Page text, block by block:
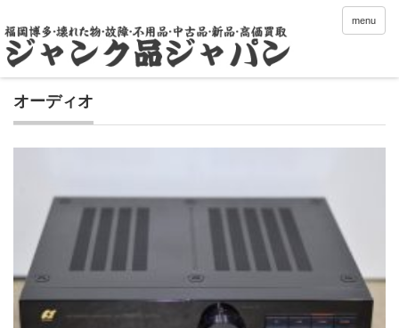
menu
オーディオ